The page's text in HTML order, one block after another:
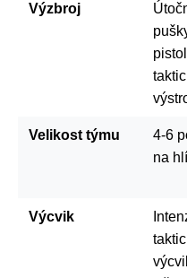
Výzbroj
Velikost týmu
4-6
na
Výcvik